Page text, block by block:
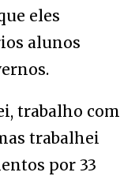
eles
alunos
trabalho com
trabalhei
por 33